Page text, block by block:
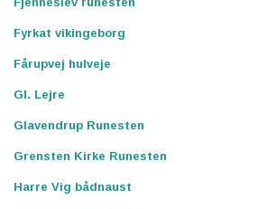
Fyrkat vikingeborg
Fårupvej hulveje
Gl. Lejre
Glavendrup Runesten
Grensten Kirke Runesten
Harre Vig bådnaust